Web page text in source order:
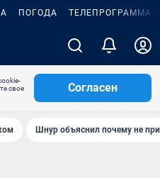
ПОГОДА ТЕЛЕПРОГРАММА
свое
Согласен
Шнур объяснил почему не